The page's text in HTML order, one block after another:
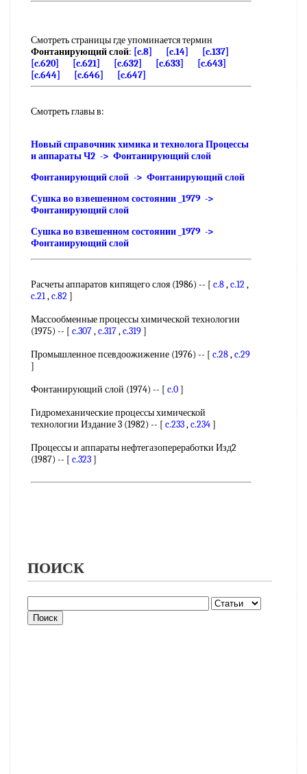
Смотреть страницы где упоминается термин
Фонтанирующий слой: [c.8] [c.14]
[c.137]
[c.620]
[c.621] [c.632] [c.633]
[c.643]
[c.644]
[c.646] [c.647]
Смотреть главы в:
Новый справочник химика и технолога Процессы
и аппараты Ч2 -> Фонтанирующий слой
Фонтанирующий слой -> Фонтанирующий слой
Сушка во взвешенном состоянии _1979 ->
Фонтанирующий слой
Сушка во взвешенном состоянии _1979 ->
Фонтанирующий слой
Расчеты аппаратов кипящего слоя (1986) -- [ c.8,c.12,
c.21,c.82]
Массообменные процессы химической технологии
(1975) -- [ c.307,c.317,c.319]
Промышленное псевдоожижение (1976) -- [ c.28,c.29
]
Фонтанирующий слой (1974) -- [ c.0]
Гидромеханические процессы химической
технологии Издание 3 (1982) -- [ c.233,c.234]
Процессы и аппараты нефтегазопереработки Изд2
(1987) -- [ c.323]
ПОИСК